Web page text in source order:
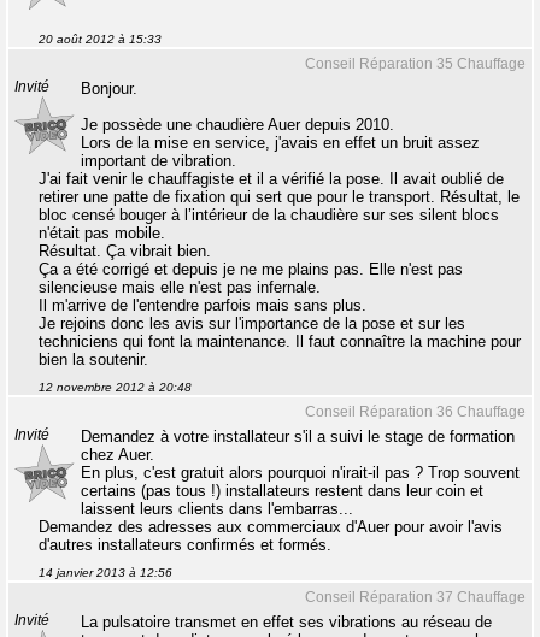
20 août 2012 à 15:33
Conseil Réparation 35 Chauffage
Invité
Bonjour.
Je possède une chaudière Auer depuis 2010.
Lors de la mise en service, j'avais en effet un bruit assez
important de vibration.
J'ai fait venir le chauffagiste et il a vérifié la pose. Il avait oublié de
retirer une patte de fixation qui sert que pour le transport. Résultat, le
bloc censé bouger à l’intérieur de la chaudière sur ses silent blocs
n'était pas mobile.
Résultat. Ça vibrait bien.
Ça a été corrigé et depuis je ne me plains pas. Elle n'est pas
silencieuse mais elle n'est pas infernale.
Il m'arrive de l'entendre parfois mais sans plus.
Je rejoins donc les avis sur l'importance de la pose et sur les
techniciens qui font la maintenance. Il faut connaître la machine pour
bien la soutenir.
12 novembre 2012 à 20:48
Conseil Réparation 36 Chauffage
Invité
Demandez à votre installateur s'il a suivi le stage de formation
chez Auer.
En plus, c'est gratuit alors pourquoi n'irait-il pas ? Trop souvent
certains (pas tous !) installateurs restent dans leur coin et
laissent leurs clients dans l'embarras...
Demandez des adresses aux commerciaux d'Auer pour avoir l'avis
d'autres installateurs confirmés et formés.
14 janvier 2013 à 12:56
Conseil Réparation 37 Chauffage
Invité
La pulsatoire transmet en effet ses vibrations au réseau de